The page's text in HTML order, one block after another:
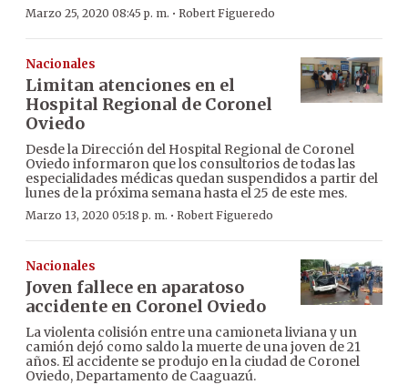
Marzo 25, 2020 08:45 p. m. · Robert Figueredo
Nacionales
Limitan atenciones en el
Hospital Regional de Coronel
Oviedo
Desde la Dirección del Hospital Regional de Coronel
Oviedo informaron que los consultorios de todas las
especialidades médicas quedan suspendidos a partir del
lunes de la próxima semana hasta el 25 de este mes.
Marzo 13, 2020 05:18 p. m. · Robert Figueredo
Nacionales
Joven fallece en aparatoso
accidente en Coronel Oviedo
La violenta colisión entre una camioneta liviana y un
camión dejó como saldo la muerte de una joven de 21
años. El accidente se produjo en la ciudad de Coronel
Oviedo, Departamento de Caaguazú.